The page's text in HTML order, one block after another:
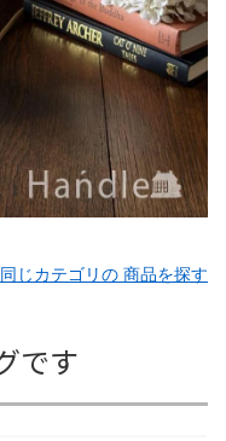
同じカテゴリの 商品を探す
です